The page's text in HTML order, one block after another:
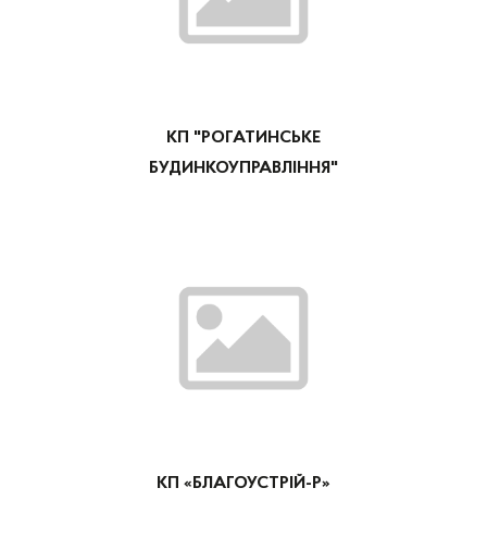
КП "РОГАТИНСЬКЕ
БУДИНКОУПРАВЛІННЯ"
КП «БЛАГОУСТРІЙ-Р»